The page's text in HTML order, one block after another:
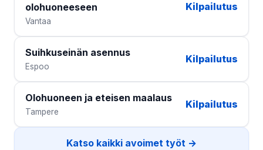
olohuoneeseen
Vantaa
Kilpailutus
Suihkuseinän asennus
Espoo
Kilpailutus
Olohuoneen ja eteisen maalaus
Tampere
Kilpailutus
Katso kaikki avoimet työt →